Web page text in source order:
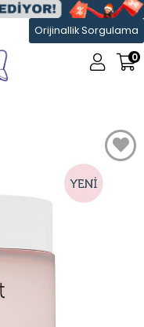
Orijinallik Sorgulama
0